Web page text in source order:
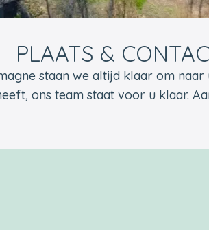
PLAATS &
staan ​​we altijd klaar om
ons team staat voor u klaar.